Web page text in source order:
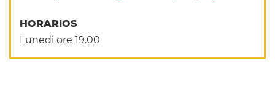
HORARIOS
Lunedì ore 19.00